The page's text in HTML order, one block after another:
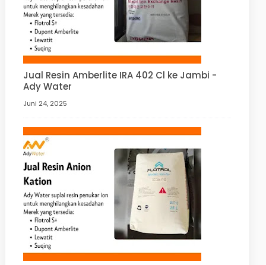
Jual Resin Amberlite IRA 402 Cl ke Jambi -
Ady Water
Juni 24, 2025